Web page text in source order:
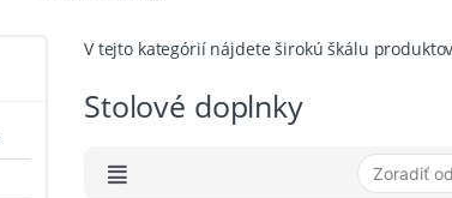
V tejto kategórií nájdete širokú škálu
Stolové doplnky